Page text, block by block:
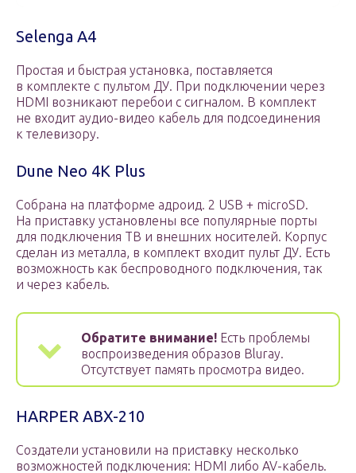
Selenga A4
Простая и быстрая установка, поставляется
в комплекте с пультом ДУ. При подключении через
HDMI возникают перебои с сигналом. В комплект
не входит аудио-видео кабель для подсоединения
к телевизору.
Dune Neo 4K Plus
Собрана на платформе адроид. 2 USB + microSD.
На приставку установлены все популярные порты
для подключения ТВ и внешних носителей. Корпус
сделан из металла, в комплект входит пульт ДУ. Есть
возможность как беспроводного подключения, так
и через кабель.
Обратите внимание! Есть проблемы
воспроизведения образов Bluray.
Отсутствует память просмотра видео.
HARPER ABX-210
Создатели установили на приставку несколько
возможностей подключения: HDMI либо AV-кабель.